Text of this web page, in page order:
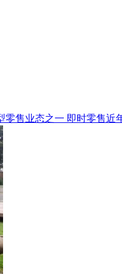
零售业态之一 即时零售近